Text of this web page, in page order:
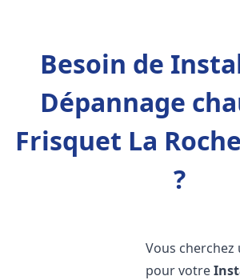
Besoin de
Dépannage
Frisquet La
?
Vous
pour votre